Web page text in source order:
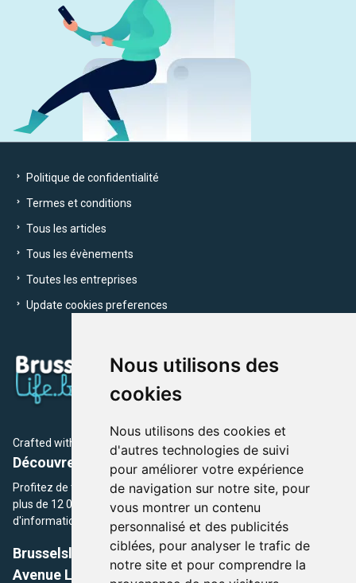
Nous utilisons des
cookies
Nous utilisons des cookies et
d'autres technologies de suivi
pour améliorer votre expérience
de navigation sur notre site, pour
vous montrer un contenu
personnalisé et des publicités
ciblées, pour analyser le trafic de
notre site et pour comprendre la
Politique de confidentialité
Termes et conditions
Tous les articles
Tous les évènements
Toutes les entreprises
Update cookies preferences
Crafted with by Brusselslife Team
Découvrez plus de 12 000 adresses et événements
Profitez de toutes les sections de BrusselsLife.be et découvrez
plus de 12 000 adresses et un grand choix d'événements,
d'informations et de conseils et astuces de notre écriture.
Brusselslife.be
Avenue Louise, 500 -1050 Ixelles, Brussels,